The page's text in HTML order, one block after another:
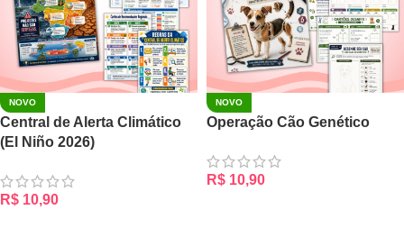
NOVO
Central de Alerta Climático
(El Niño 2026)
R$ 10,90
NOVO
Operação Cão Genético
R$ 10,90